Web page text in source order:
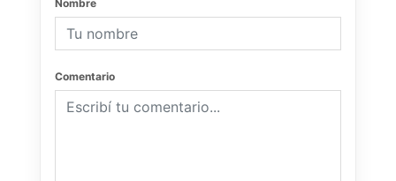
Nombre
Comentario